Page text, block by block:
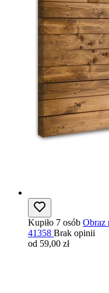
Kupiło 7 osób Obraz
41358 Brak opinii
od 59,00 zł